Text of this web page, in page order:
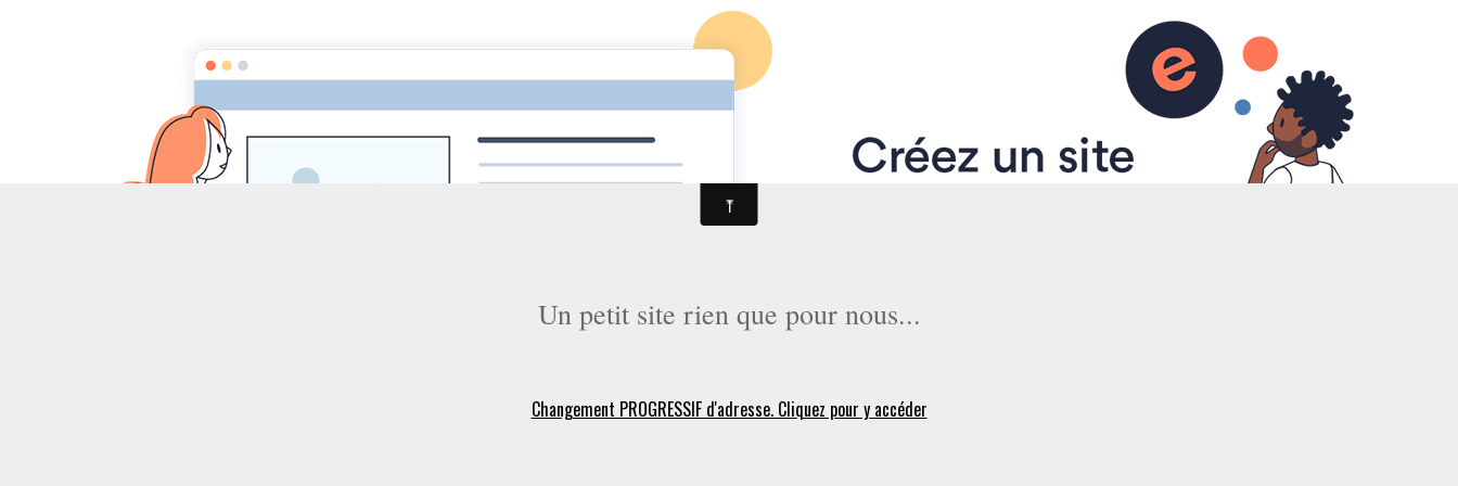
Accueil
Un petit site rien que pour nous...
Changement PROGRESSIF d'adresse. Cliquez pour y accéder